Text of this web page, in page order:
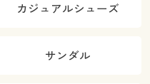
カジュアルシューズ
サンダル